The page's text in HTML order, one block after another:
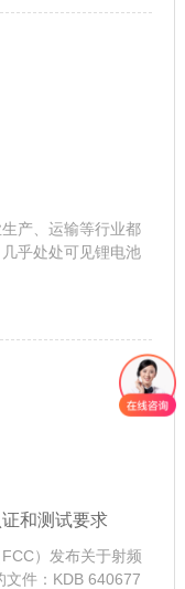
产、运输等行业都
乎处处可见锂电池
和测试要求
）发布关于射频
文件：KDB 640677